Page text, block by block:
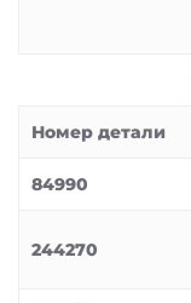
Номер детали
84990
244270